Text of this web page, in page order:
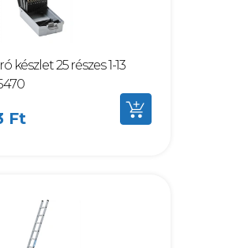
készlet 25 részes 1-13
Ft